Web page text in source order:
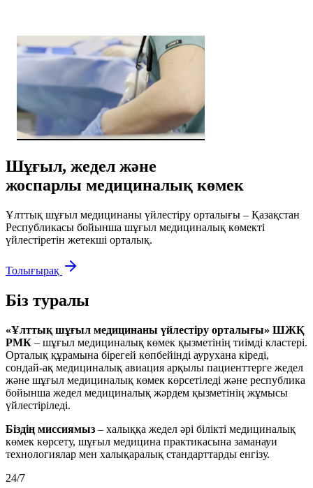
Шұғыл, жедел және
жоспарлы медициналық көмек
Ұлттық шұғыл медицинаны үйлестіру орталығы – Қазақстан
Республикасы бойынша шұғыл медициналық көмекті
үйлестіретін жетекші орталық.
Толығырақ
Біз туралы
«Ұлттық шұғыл медицинаны үйлестіру орталығы» ШЖҚ
РМК – шұғыл медициналық көмек қызметінің тиімді кластері.
Орталық құрамына бірегей көпбейінді аурухана кіреді,
сондай-ақ медициналық авиация арқылы пациенттерге жедел
және шұғыл медициналық көмек көрсетіледі және республика
бойынша жедел медициналық жәрдем қызметінің жұмысы
үйлестіріледі.
Біздің миссиямыз – халыққа жедел әрі білікті медициналық
көмек көрсету, шұғыл медицина практикасына заманауи
технологиялар мен халықаралық стандарттарды енгізу.
24/7